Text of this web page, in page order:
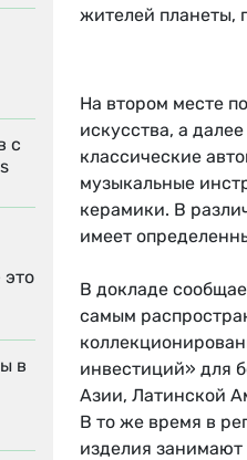
с
в
жителей планеты,
На втором месте
искусства, а
классические
музыкальные
керамики. В
имеет
В докладе
самым
инвестиций» для
Азии, Латинской
В то же время в
изделия занимают